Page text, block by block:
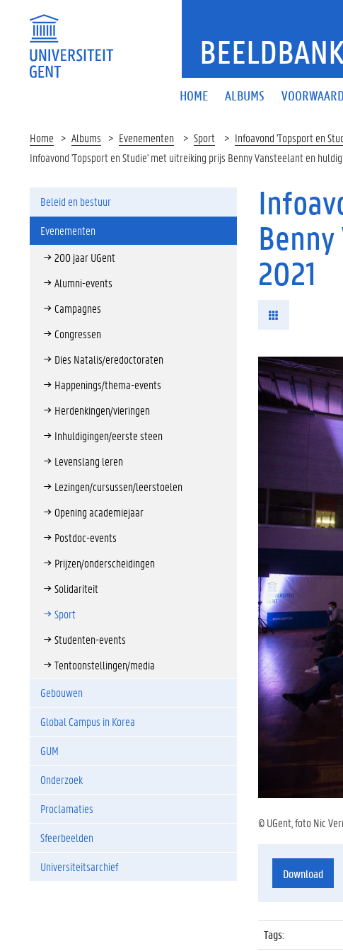
HOME ALBUMS
Home Albums Evenementen Sport
Infoavond 'Topsport en
Infoavond 'Topsport en Studie' met uitreiking prijs Benny Vansteelant en
Beleid en bestuur
Evenementen
200 jaar UGent
Alumni-events
Campagnes
Congressen
Dies Natalis/eredoctoraten
Happenings/thema-events
Herdenkingen/vieringen
Inhuldigingen/eerste steen
Levenslang leren
Lezingen/cursussen/leerstoelen
Opening academiejaar
Postdoc-events
Prijzen/onderscheidingen
Solidariteit
Sport
Studenten-events
Tentoonstellingen/media
Gebouwen
Global Campus in Korea
GUM
Onderzoek
Proclamaties
Sfeerbeelden
Universiteitsarchief
2021
© UGent, foto Nic
Download
Tags: